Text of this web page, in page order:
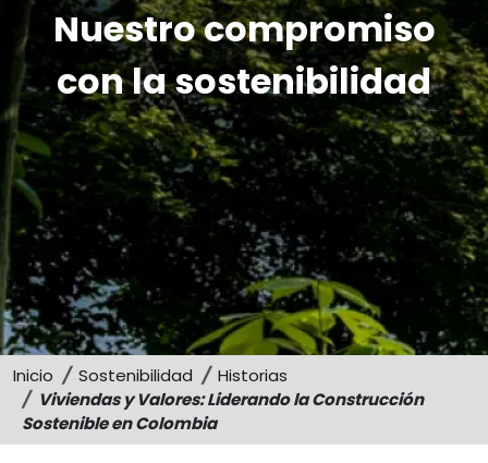
Red de oficinas
Organigrama
Sostenibilidad
Recursos
Publicaciones y Estudios de Mercado
Memorias
Contacto
Nuestro compromiso
con la sostenibilidad
Inicio Sostenibilidad
Historias
Viviendas y Valores: Liderando la Construcción
Sostenible en Colombia